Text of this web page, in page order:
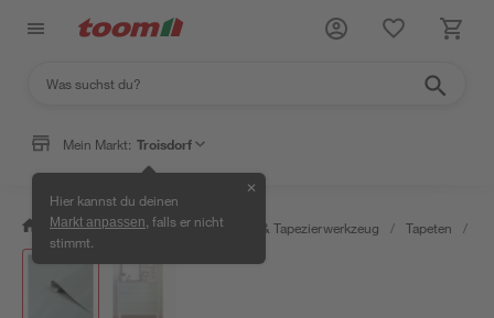
Mein Markt: Troisdorf
Hier kannst du deinen
Markt anpassen , falls er nicht
stimmt.
✕
/ Wohnen & Haushalt / Tapeten & Tapezierwerkzeug / Tapeten /